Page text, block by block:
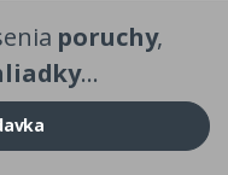
poruchy,
...